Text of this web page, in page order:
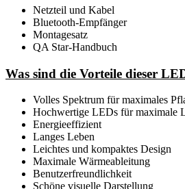
Netzteil und Kabel
Bluetooth-Empfänger
Montagesatz
QA Star-Handbuch
Was sind die Vorteile dieser
Volles Spektrum für maximales
Hochwertige LEDs für maximale
Energieeffizient
Langes Leben
Leichtes und kompaktes Design
Maximale Wärmeableitung
Benutzerfreundlichkeit
Schöne visuelle Darstellung